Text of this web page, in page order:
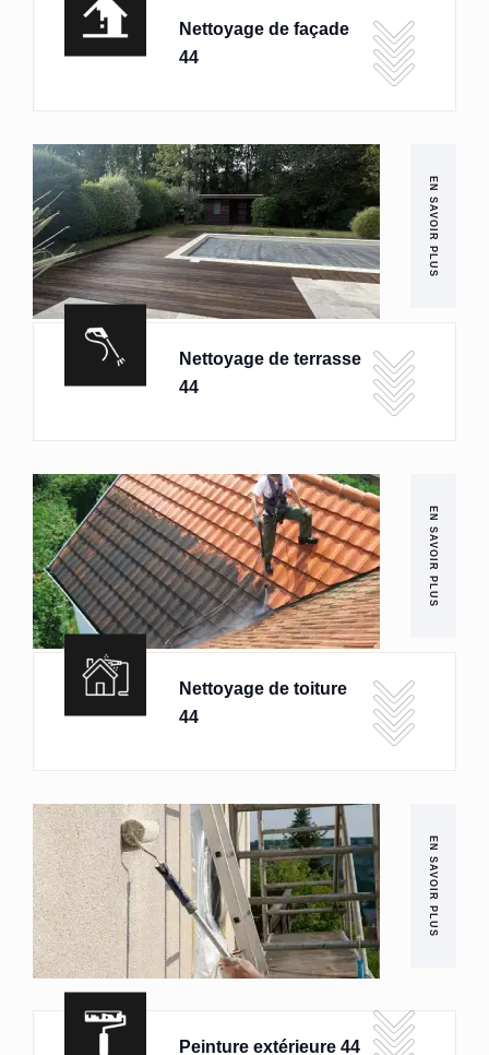
Nettoyage de façade
44
EN SAVOIR PLUS
Nettoyage de terrasse
44
EN SAVOIR PLUS
Nettoyage de toiture
44
EN SAVOIR PLUS
Peinture extérieure 44